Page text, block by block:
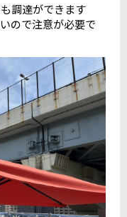
調達ができます
ので注意が必要で